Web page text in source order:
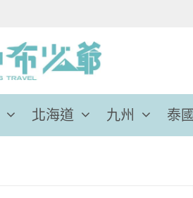
北海道 九州 泰國